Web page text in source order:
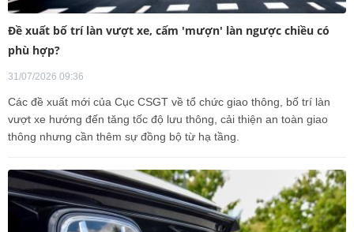
Đề xuất bố trí làn vượt xe, cấm 'mượn' làn ngược chiều có
phù hợp?
31/07/2026 09:36
Các đề xuất mới của Cục CSGT về tổ chức giao thông, bố trí làn
vượt xe hướng đến tăng tốc độ lưu thông, cải thiện an toàn giao
thông nhưng cần thêm sự đồng bộ từ hạ tầng.